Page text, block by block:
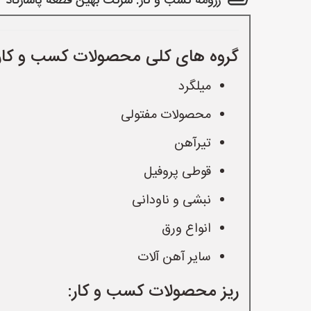
گروه های کلی محصولات کسب و
میلگرد
محصولات مفتولی
تیرآهن
قوطی پروفیل
نبشی و ناودانی
انواع ورق
سایر آهن آلات
ریز محصولات کسب و کار: